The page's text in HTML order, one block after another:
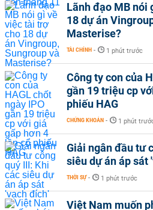
Lãnh đạo MB nói
18 dự án
Masterise?
TÀI CHÍNH - 1 phút trước
Công ty con của
gần 19 triệu cp
phiếu HAG
CHỨNG KHOÁN - 1 phút
Giải ngân đầu tư
siêu dự án áp sát
THỜI SỰ - 1 phút trước
Việt Nam muốn